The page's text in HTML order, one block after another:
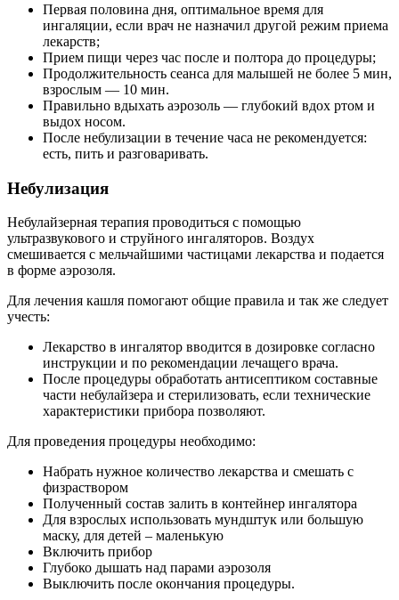
Первая половина дня, оптимальное время для
ингаляции, если врач не назначил другой режим приема
лекарств;
Прием пищи через час после и полтора до процедуры;
Продолжительность сеанса для малышей не более 5 мин,
взрослым — 10 мин.
Правильно вдыхать аэрозоль — глубокий вдох ртом и
выдох носом.
После небулизации в течение часа не рекомендуется:
есть, пить и разговаривать.
Небулизация
Небулайзерная терапия проводиться с помощью
ультразвукового и струйного ингаляторов. Воздух
смешивается с мельчайшими частицами лекарства и подается
в форме аэрозоля.
Для лечения кашля помогают общие правила и так же следует
учесть:
Лекарство в ингалятор вводится в дозировке согласно
инструкции и по рекомендации лечащего врача.
После процедуры обработать антисептиком составные
части небулайзера и стерилизовать, если технические
характеристики прибора позволяют.
Для проведения процедуры необходимо:
Набрать нужное количество лекарства и смешать с
физраствором
Полученный состав залить в контейнер ингалятора
Для взрослых использовать мундштук или большую
маску, для детей – маленькую
Включить прибор
Глубоко дышать над парами аэрозоля
Выключить после окончания процедуры.